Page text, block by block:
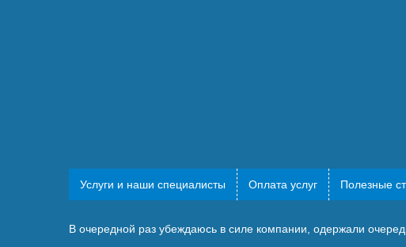
Услуги и наши специалисты Оплата услуг Полезные
В очередной раз убеждаюсь в силе компании, одержали